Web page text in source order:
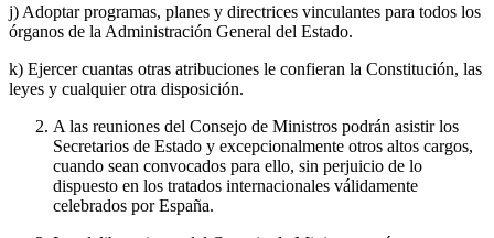
j) Adoptar programas, planes y directrices vinculantes para todos los
órganos de la Administración General del Estado.
k) Ejercer cuantas otras atribuciones le confieran la Constitución, las
leyes y cualquier otra disposición.
A las reuniones del Consejo de Ministros podrán asistir los
Secretarios de Estado y excepcionalmente otros altos cargos,
cuando sean convocados para ello, sin perjuicio de lo
dispuesto en los tratados internacionales válidamente
celebrados por España.